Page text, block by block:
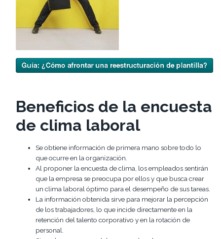
Beneficios de la encuesta
de clima laboral
Se obtiene información de primera mano sobre todo lo
que ocurre en la organización.
Al proponer la encuesta de clima, los empleados sentirán
que la empresa se preocupa por ellos y que busca crear
un clima laboral óptimo para el desempeño de sus tareas.
La información obtenida sirve para mejorar la percepción
de los trabajadores, lo que incide directamente en la
retención del talento corporativo y en la rotación de
personal.